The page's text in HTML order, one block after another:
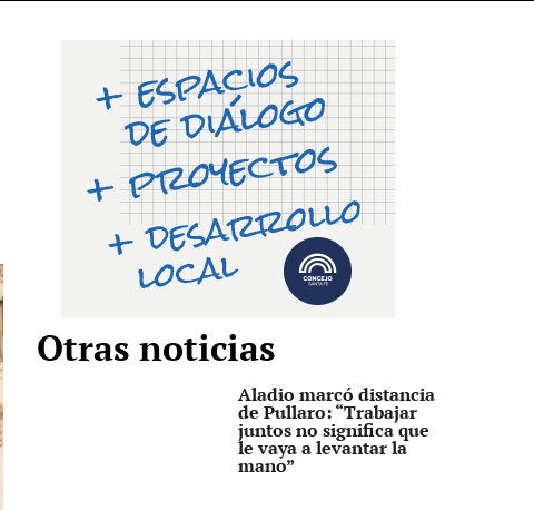
Otras noticias
Aladio marcó distancia
de Pullaro: “Trabajar
juntos no significa que
le vaya a levantar la
mano”